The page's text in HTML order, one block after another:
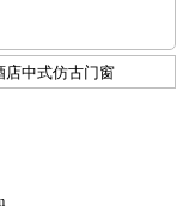
店中式仿古门窗